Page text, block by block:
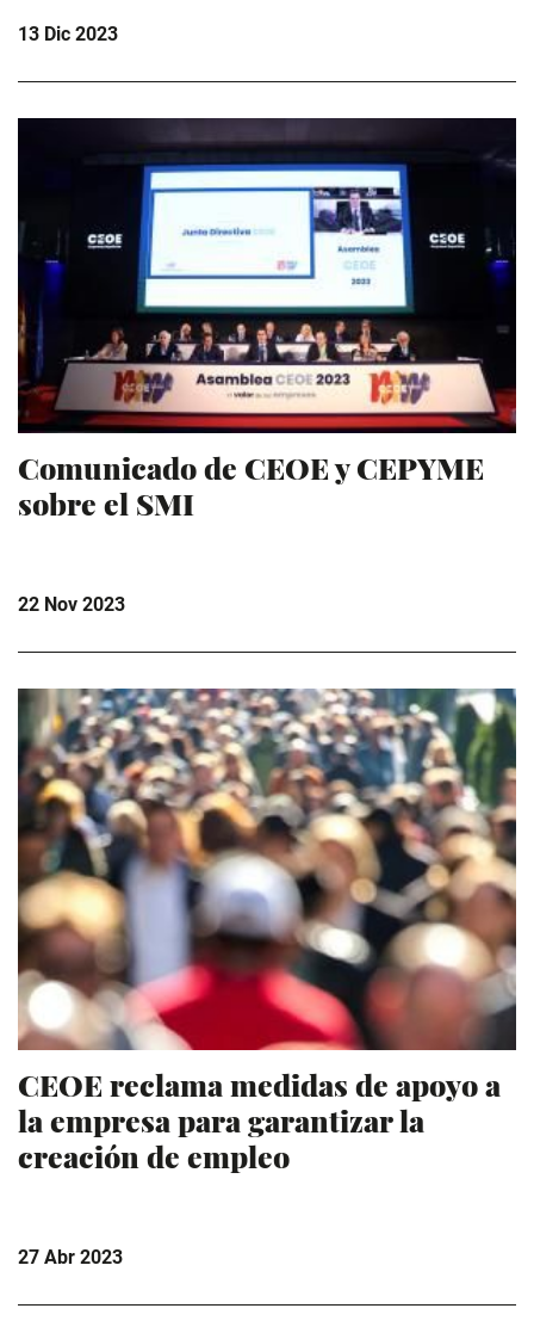
13 Dic 2023
Comunicado de CEOE y CEPYME
sobre el SMI
22 Nov 2023
CEOE reclama medidas de apoyo a
la empresa para garantizar la
creación de empleo
27 Abr 2023